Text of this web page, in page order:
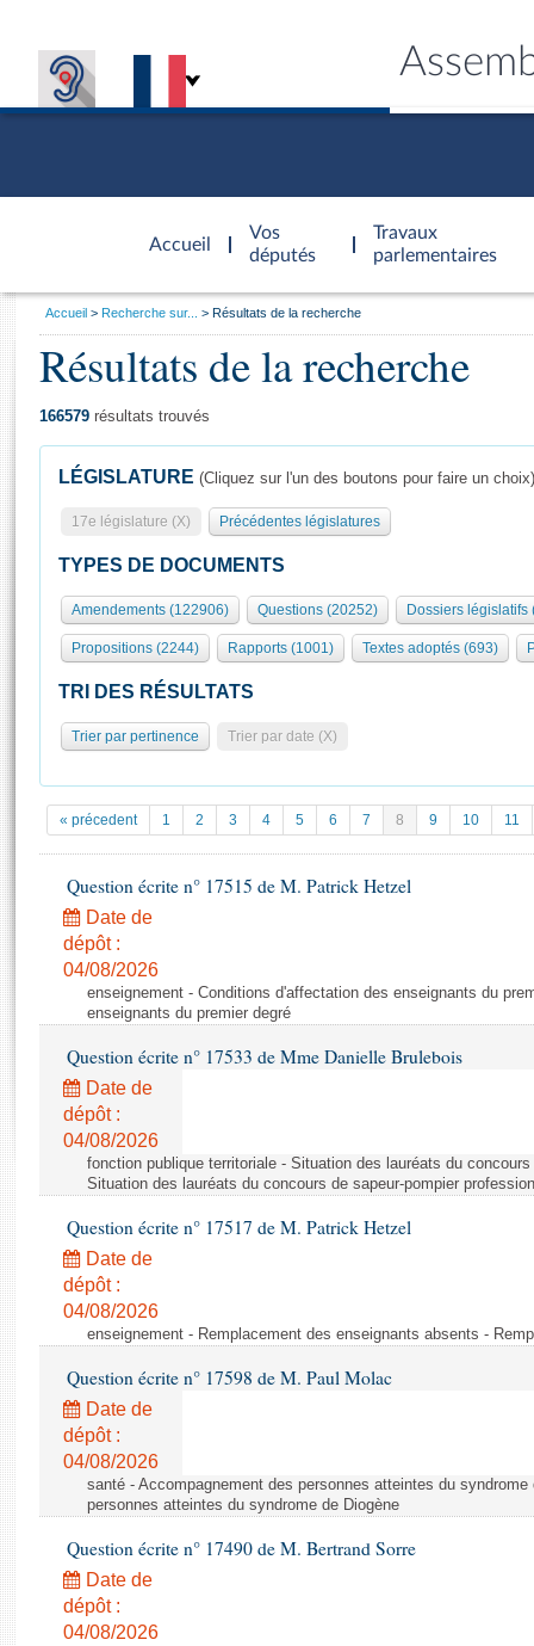
Accueil
d'accueil
Vos
députés
Travaux
parlementaires
Présidence
577 députés
Groupes politiques
Séance publique
Commissions et autres organes
Europe et International
Pétitions
Projets de loi
Propositions de loi
Amendements
Textes adoptés
Rapports législatifs
Rapports sur l'application des lois
Baromètre de l’application des lois
Dossiers législatifs
Budget et sécurité sociale
Questions écrites et orales
Comptes rendus des débats
Général
Rôle et pouvoirs de l'Assemblée
Organisation de l'Assemblée
Présidence Conférence des Présidents Bureau Collège des
Statistiques et chiffres clés
Documents de référence
( Constitution | Règlement de l'Assemblée ... )
Histoire
Juniors
Anciennes législatures
Visiter l'Assemblée
Visite virtuelle du palais Bourbon
Assister à une séance
La Bibliothèque
Contacts et plan d'accès
Photos libres de droit
Vous
Accueil Recherche sur... Résultats de la recherche
Résultats de la recherche
166579 résultats trouvés
LÉGISLATURE (Cliquez sur l'un des boutons pour faire un choix)
17e législature (X) Précédentes législatures
TYPES DE DOCUMENTS
Amendements (122906) Questions (20252) Dossiers législatifs
Propositions (2244) Rapports (1001) Textes adoptés (693)
TRI DES RÉSULTATS
Trier par pertinence Trier par date (X)
« précedent 1 2 3 4 5 6 7 8 9 10 11
Question écrite n° 17515 de M. Patrick Hetzel
Date de
dépôt :
04/08/2026
enseignement - Conditions d'affectation des enseignants du
enseignants du premier degré
Question écrite n° 17533 de Mme Danielle Brulebois
Date de
dépôt :
04/08/2026
fonction publique territoriale - Situation des lauréats du
Situation des lauréats du concours de sapeur-pompier
Question écrite n° 17517 de M. Patrick Hetzel
Date de
dépôt :
04/08/2026
enseignement - Remplacement des enseignants absents -
Question écrite n° 17598 de M. Paul Molac
Date de
dépôt :
04/08/2026
santé - Accompagnement des personnes atteintes du
personnes atteintes du syndrome de Diogène
Question écrite n° 17490 de M. Bertrand Sorre
Date de
dépôt :
04/08/2026